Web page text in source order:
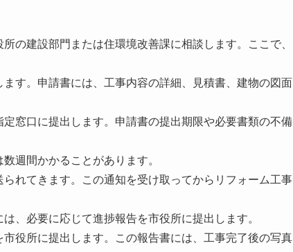
の建設部門または住環境改善課に相談します。ここで、
す。申請書には、工事内容の詳細、見積書、建物の図面
窓口に提出します。申請書の提出期限や必要書類の不備
週間かかることがあります。
れてきます。この通知を受け取ってからリフォーム工事
、必要に応じて進捗報告を市役所に提出します。
役所に提出します。この報告書には、工事完了後の写真